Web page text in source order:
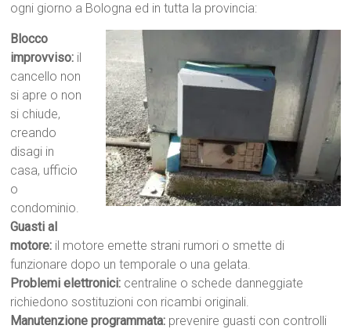
ogni giorno a Bologna ed in tutta la provincia:
Blocco
improvviso: il
cancello non
si apre o non
si chiude,
creando
disagi in
casa, ufficio
o
condominio.
Guasti al
motore: il motore emette strani rumori o smette di
funzionare dopo un temporale o una gelata.
Problemi elettronici: centraline o schede danneggiate
richiedono sostituzioni con ricambi originali.
Manutenzione programmata: prevenire guasti con controlli